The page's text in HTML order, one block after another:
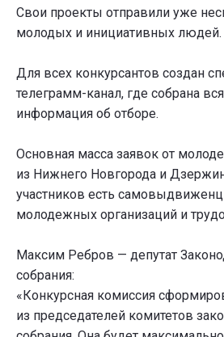
Свои проекты отправили уже
молодых и инициативных людей.
Для всех конкурсантов создан
телеграмм-канал, где собрана
информация об отборе.
Основная масса заявок от
из Нижнего Новгорода и
участников есть
молодежных организаций и
Максим Ребров — депутат
собрания:
«Конкурсная комиссия
из председателей комитетов